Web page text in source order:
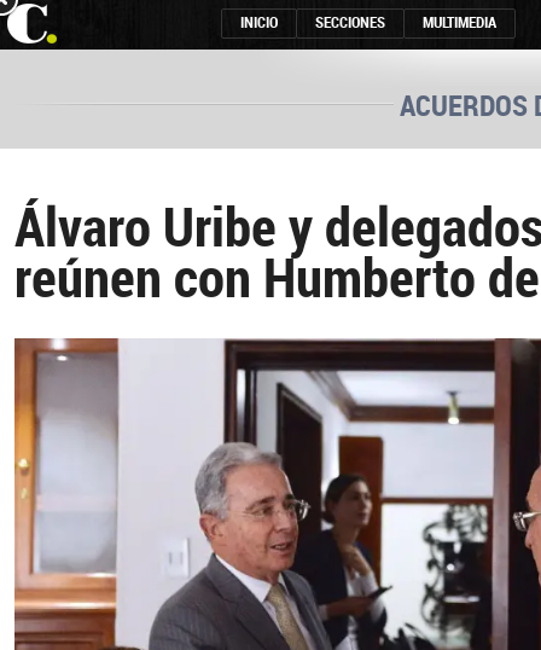
INICIO SECCIONES MULTIMEDIA
ACUERDOS
Álvaro Uribe y
reúnen con Humberto